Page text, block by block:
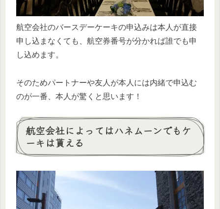
航空会社のバースデーケーキの申込みは本人が直接
申し込まなくても、航空券番号が分かれば誰でも申
し込めます。
そのためパートナーや友人が本人には内緒で申込む
のが一番、本人が驚くと思います！
航空会社によってはハネムーンでもケ
ーキは貰える